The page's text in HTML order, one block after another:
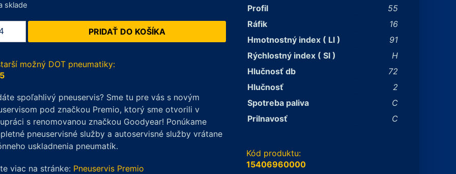
sklade
PRIDAŤ DO KOŠÍKA
možný DOT pneumatiky:
spoľahlivý pneuservis? Sme tu pre vás s novým
pod značkou Premio, ktorý sme otvorili v
s renomovanou značkou Goodyear! Ponúkame
pneuservisné služby a autoservisné služby vrátane
uskladnenia pneumatík.
viac na stránke: Pneuservis Premio
Profil
55
Ráfik
16
Hmotnostný index ( LI )
91
Rýchlostný index ( SI )
H
Hlučnosť db
72
Hlučnosť
2
Spotreba paliva
C
Prilnavosť
C
Kód produktu:
15406960000